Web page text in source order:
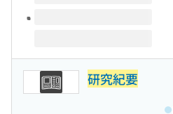
研究紀要